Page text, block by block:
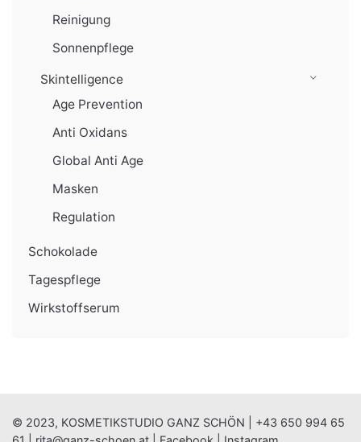
Reinigung
Sonnenpflege
Skintelligence
Age Prevention
Anti Oxidans
Global Anti Age
Masken
Regulation
Schokolade
Tagespflege
Wirkstoffserum
© 2023, KOSMETIKSTUDIO GANZ SCHÖN | +43 650 994 65